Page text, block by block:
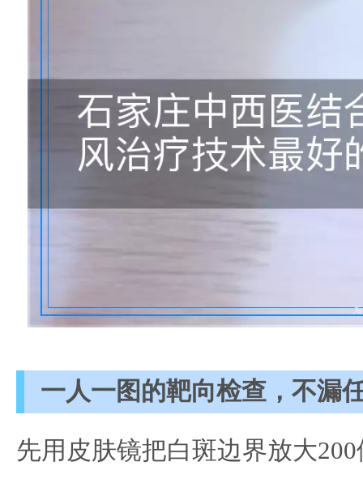
一人一图的靶向检查，不漏
先用皮肤镜把白斑边界放大